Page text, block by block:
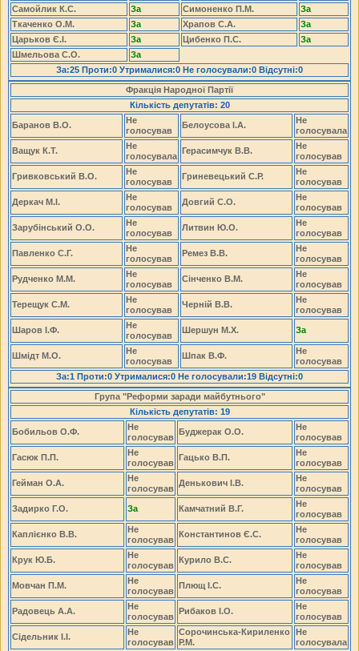
Самойлик К.С.
За Симоненко П.М.
За
Ткаченко О.М.
За Храпов С.А.
За
Царьков Є.І.
За Цибенко П.С.
За
Шмельова С.О.
За
За:25 Проти:0 Утрималися:0 Не голосували:0 Відсутні:0
Фракція Народної Партії
Кількість депутатів: 20
Баранов В.О.
Не
голосував
Белоусова І.А.
Не
голосувала
Ващук К.Т.
Не
голосувала
Герасимчук В.В.
Не
голосував
Гривковський В.О.
Не
голосував
Гриневецький С.Р.
Не
голосував
Деркач М.І.
Не
голосував
Довгий С.О.
Не
голосував
Зарубінський О.О.
Не
голосував
Литвин Ю.О.
Не
голосував
Павленко С.Г.
Не
голосував
Ремез В.В.
Не
голосував
Рудченко М.М.
Не
голосував
Сінченко В.М.
Не
голосував
Терещук С.М.
Не
голосував
Черній В.В.
Не
голосував
Шаров І.Ф.
Не
голосував
Шершун М.Х. За
Шмідт М.О.
Не
голосував
Шпак В.Ф.
Не
голосував
За:1 Проти:0 Утрималися:0 Не голосували:19 Відсутні:0
Група "Реформи заради майбутнього"
Кількість депутатів: 19
Бобильов О.Ф.
Не
голосував
Буджерак О.О.
Не
голосував
Гасюк П.П.
Не
голосував
Гацько В.П.
Не
голосував
Гейман О.А.
Не
голосував
Денькович І.В.
Не
голосував
Задирко Г.О. За Камчатний В.Г.
Не
голосував
Каплієнко В.В.
Не
голосував
Константинов Є.С.
Не
голосував
Крук Ю.Б.
Не
голосував
Курило В.С.
Не
голосував
Мовчан П.М.
Не
голосував
Плющ І.С.
Не
голосував
Радовець А.А.
Не
голосував
Рибаков І.О.
Не
голосував
Сідельник І.І.
Не
голосував
Сорочинська-Кириленко
Р.М.
Не
голосувала